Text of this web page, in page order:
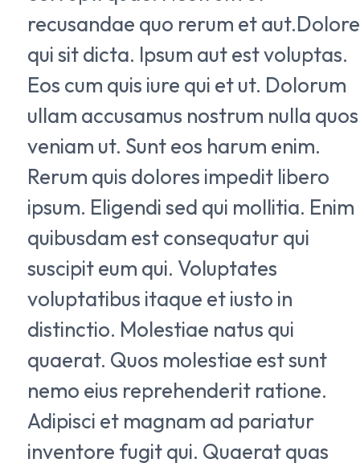
recusandae quo rerum et aut.Dolore
qui sit dicta. Ipsum aut est voluptas.
Eos cum quis iure qui et ut. Dolorum
ullam accusamus nostrum nulla quos
veniam ut. Sunt eos harum enim.
Rerum quis dolores impedit libero
ipsum. Eligendi sed qui mollitia. Enim
quibusdam est consequatur qui
suscipit eum qui. Voluptates
voluptatibus itaque et iusto in
distinctio. Molestiae natus qui
quaerat. Quos molestiae est sunt
nemo eius reprehenderit ratione.
Adipisci et magnam ad pariatur
inventore fugit qui. Quaerat quas